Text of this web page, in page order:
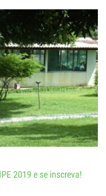
2019 e se inscreva!